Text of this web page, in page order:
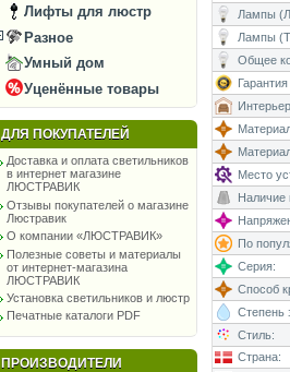
Лифты для люстр
Разное
Умный дом
Уценённые товары
ДЛЯ ПОКУПАТЕЛЕЙ
Доставка и оплата светильников
в интернет магазине
ЛЮСТРАВИК
Отзывы покупателей о магазине
Люстравик
О компании «ЛЮСТРАВИК»
Полезные советы и материалы
от интернет-магазина
ЛЮСТРАВИК
Установка светильников и люстр
Печатные каталоги PDF
ПРОИЗВОДИТЕЛИ
Лампы
Лампы
Общее
Место
Наличие
По
Серия:
Способ
Степень
Стиль:
Страна: